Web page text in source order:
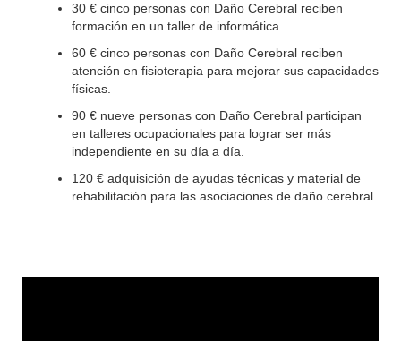
30 € cinco personas con Daño Cerebral reciben
formación en un taller de informática.
60 € cinco personas con Daño Cerebral reciben
atención en fisioterapia para mejorar sus capacidades
físicas.
90 € nueve personas con Daño Cerebral participan
en talleres ocupacionales para lograr ser más
independiente en su día a día.
120 € adquisición de ayudas técnicas y material de
rehabilitación para las asociaciones de daño cerebral.